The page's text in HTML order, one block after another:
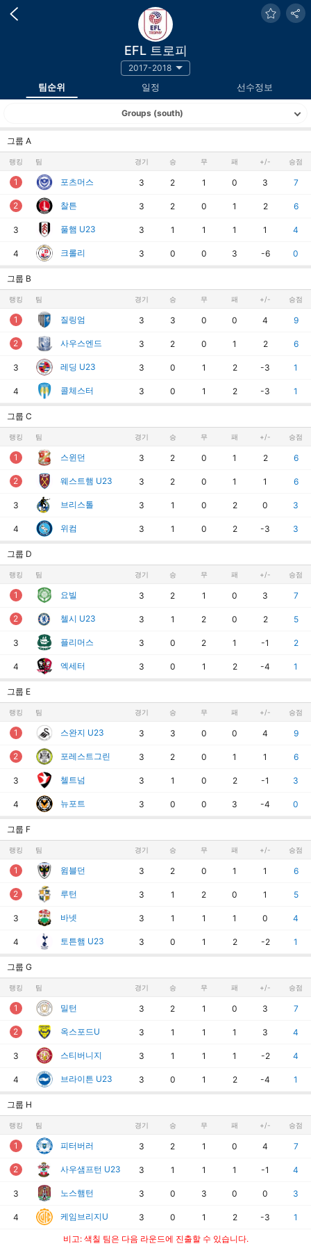
EFL 트로피
2017-2018
팀순위 일정 선수정보
Groups (south)
그룹 A
랭킹 팀 경기 승 무 패 +/- 승점
1 포츠머스 3 2 1 0 3 7
2 찰튼 3 2 0 1 2 6
3 풀햄 U23 3 1 1 1 1 4
4 크롤리 3 0 0 3 -6 0
그룹 B
랭킹 팀 경기 승 무 패 +/- 승점
1 질링엄 3 3 0 0 4 9
2 사우스엔드 3 2 0 1 2 6
3 레딩 U23 3 0 1 2 -3 1
4 콜체스터 3 0 1 2 -3 1
그룹 C
랭킹 팀 경기 승 무 패 +/- 승점
1 스윈던 3 2 0 1 2 6
2 웨스트햄 U23 3 2 0 1 1 6
3 브리스톨 3 1 0 2 0 3
4 위컴 3 1 0 2 -3 3
그룹 D
랭킹 팀 경기 승 무 패 +/- 승점
1 요빌 3 2 1 0 3 7
2 첼시 U23 3 1 2 0 2 5
3 플리머스 3 0 2 1 -1 2
4 엑세터 3 0 1 2 -4 1
그룹 E
랭킹 팀 경기 승 무 패 +/- 승점
1 스완지 U23 3 3 0 0 4 9
2 포레스트그린 3 2 0 1 1 6
3 첼트넘 3 1 0 2 -1 3
4 뉴포트 3 0 0 3 -4 0
그룹 F
랭킹 팀 경기 승 무 패 +/- 승점
1 윔블던 3 2 0 1 1 6
2 루턴 3 1 2 0 1 5
3 바넷 3 1 1 1 0 4
4 토튼햄 U23 3 0 1 2 -2 1
그룹 G
랭킹 팀 경기 승 무 패 +/- 승점
1 밀턴 3 2 1 0 3 7
2 옥스포드U 3 1 1 1 3 4
3 스티버니지 3 1 1 1 -2 4
4 브라이튼 U23 3 0 1 2 -4 1
그룹 H
랭킹 팀 경기 승 무 패 +/- 승점
1 피터버러 3 2 1 0 4 7
2 사우샘프턴 U23 3 1 1 1 -1 4
3 노스햄턴 3 0 3 0 0 3
4 케임브리지U 3 0 1 2 -3 1
비고: 색칠 팀은 다음 라운드에 진출할 수 있습니다.